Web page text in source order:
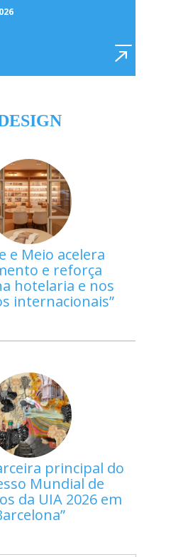
e Meio acelera
e reforça
hotelaria e nos
internacionais
principal do
Mundial de
da UIA 2026 em